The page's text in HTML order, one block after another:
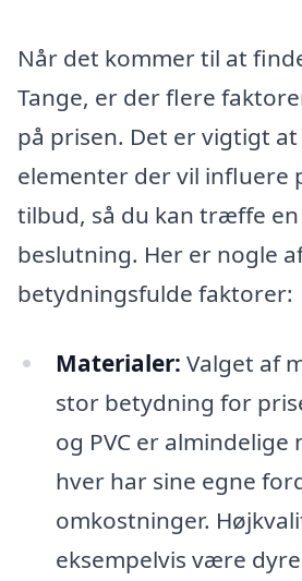
Når det kommer til at
Tange, er der flere
på prisen. Det er vigtigt
elementer der vil influere
tilbud, så du kan træffe
beslutning. Her er nogle
betydningsfulde faktorer:
Materialer: Valget af
stor betydning for
og PVC er almindelige
hver har sine egne
omkostninger.
eksempelvis være